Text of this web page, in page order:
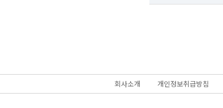
회사소개 개인정보취급방침